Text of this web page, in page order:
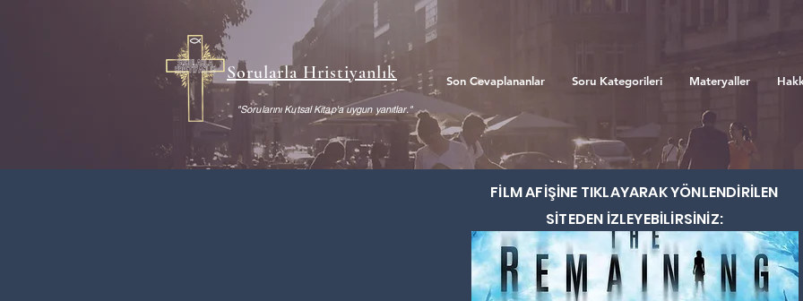
Sorularla Hristiyanlık
"Sorularını Kutsal Kitap'a uygun yanıtlar."
Son Cevaplananlar Soru Kategorileri Materyaller
FİLM AFİŞİNE TIKLAYARAKYÖNLENDİRİLEN
SİTEDEN İZLEYEBİLİRSİNİZ: